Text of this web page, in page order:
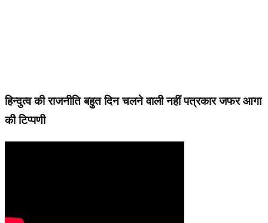
हिन्दुत्व की राजनीति बहुत दिन चलने वाली नहीं पत्रकार जफर आगा
की टिप्पणी